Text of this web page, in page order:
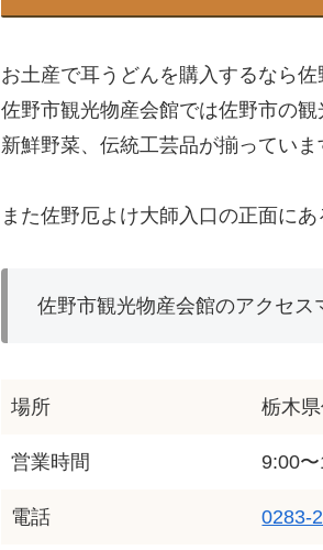
お土産で耳うどんを購入するなら
佐野市観光物産会館では佐野市の
新鮮野菜、伝統工芸品が揃っていま
また佐野厄よけ大師入口の正面に
佐野市観光物産会館のアクセス
場所 栃木
営業時間 9:00
電話 0283-